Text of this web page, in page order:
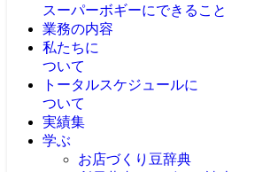
スーパーボギーにできること
業務の内容
私たちに
ついて
トータルスケジュールに
ついて
実績集
学ぶ
お店づくり豆辞典